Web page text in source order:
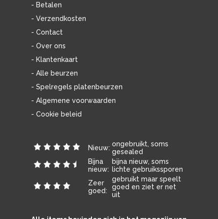
- Betalen
- Verzendkosten
- Contact
- Over ons
- Klantenkaart
- Alle beurzen
- Spelregels platenbeurzen
- Algemene voorwaarden
- Cookie beleid
Nieuw: ongebruikt, soms
gesealed
Bijna
nieuw:
bijna nieuw, soms
lichte gebruikssporen
Zeer
goed:
gebruikt maar speelt
goed en ziet er net
uit